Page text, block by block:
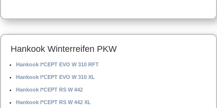
Hankook Winterreifen PKW
Hankook I*CEPT EVO W 310 RFT
Hankook I*CEPT EVO W 310 XL
Hankook I*CEPT RS W 442
Hankook I*CEPT RS W 442 XL